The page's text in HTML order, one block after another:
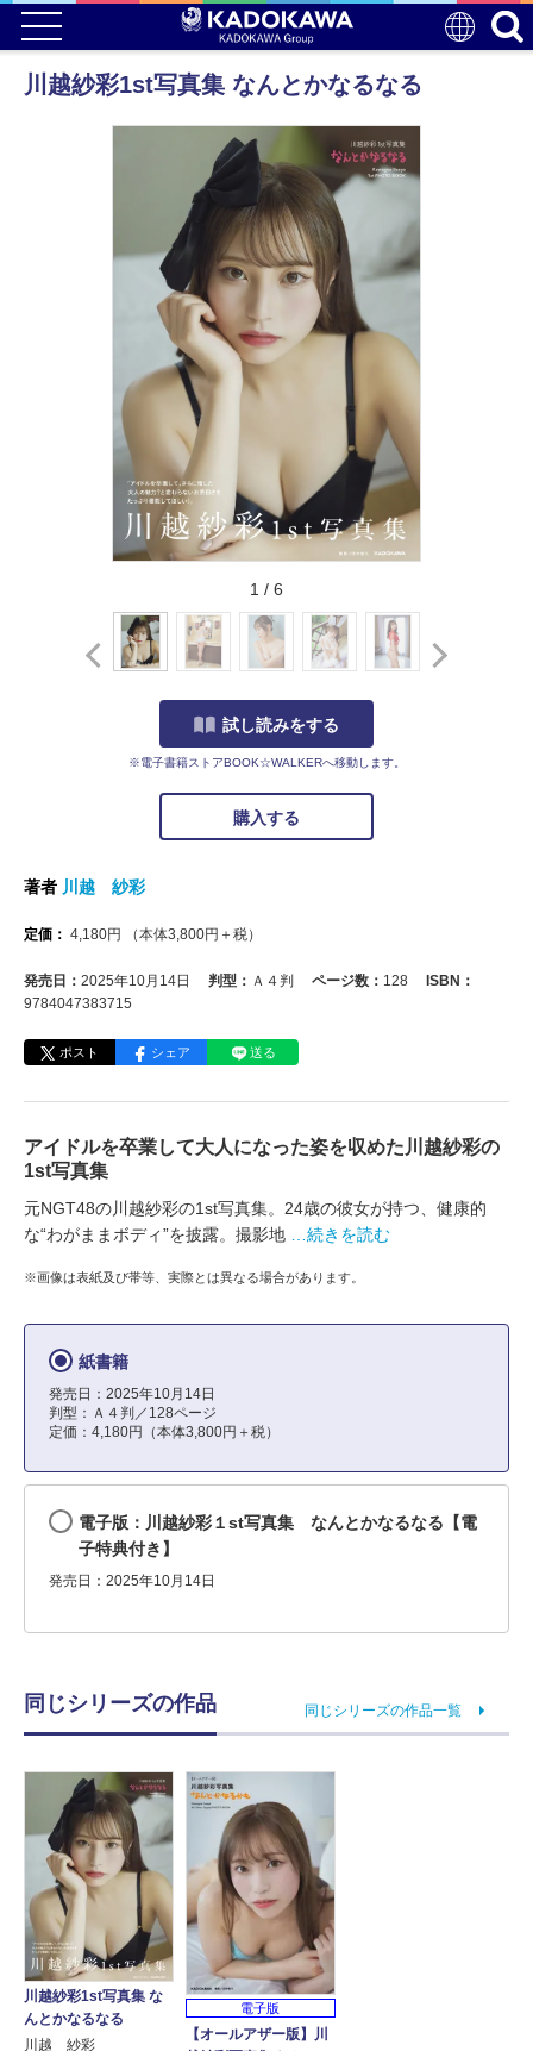
川越紗彩1st写真集 なんとかなるなる
1 / 6
試し読みをする
※電子書籍ストアBOOK☆WALKERへ移動します。
購入する
著者 川越 紗彩
定価： 4,180円 （本体3,800円＋税）
発売日： 2025年10月14日 判型： Ａ４判 ページ数： 128
ISBN：
9784047383715
ポスト シェア 送る
アイドルを卒業して大人になった姿を収めた川越紗彩の
1st写真集
元NGT48の川越紗彩の1st写真集。24歳の彼女が持つ、健康的
な“わがままボディ”を披露。撮影地
…続きを読む
※画像は表紙及び帯等、実際とは異なる場合があります。
紙書籍
発売日：2025年10月14日
判型：Ａ４判／128ページ
定価：4,180円（本体3,800円＋税）
電子版：川越紗彩１st写真集 なんとかなるなる【電
子特典付き】
発売日：2025年10月14日
同じシリーズの作品 同じシリーズの作品一覧
川越紗彩1st写真集 な
んとかなるなる
川越 紗彩
電子版
【オールアザー版】川